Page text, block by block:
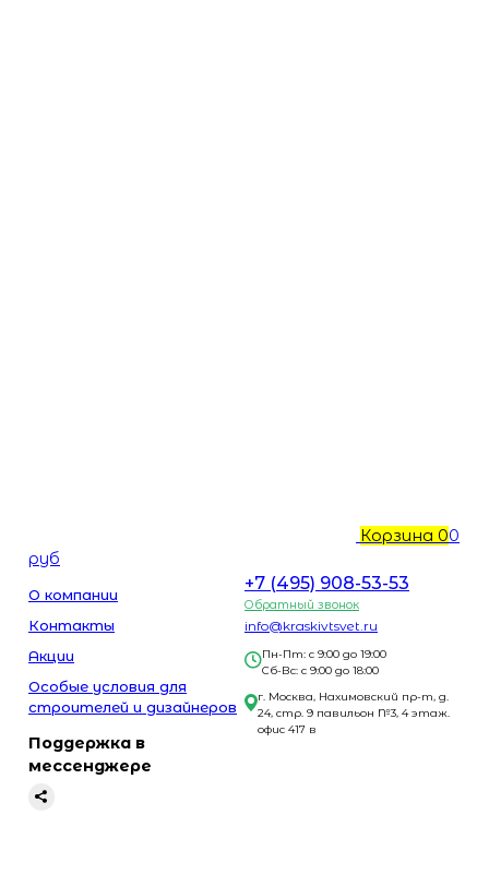
Корзина 00
руб
О компании
Контакты
Акции
Особые условия для
строителей и дизайнеров
Поддержка в
мессенджере
+7 (495) 908-53-53
Обратный звонок
info@kraskivtsvet.ru
Пн-Пт: с 9:00 до 19:00
Сб-Вс: с 9:00 до 18:00
г. Москва, Нахимовский пр-т, д.
24, стр. 9 павильон №3, 4 этаж.
офис 417 в